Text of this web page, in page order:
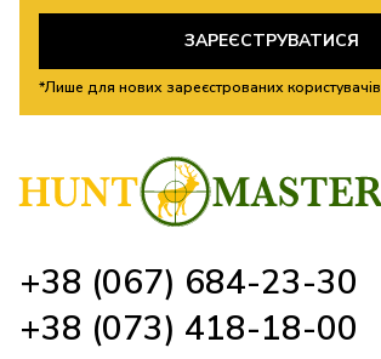
ЗАРЕЄСТРУВАТИСЯ
*Лише для нових зареєстрованих користувачів
+38 (067) 684-23-30
+38 (073) 418-18-00